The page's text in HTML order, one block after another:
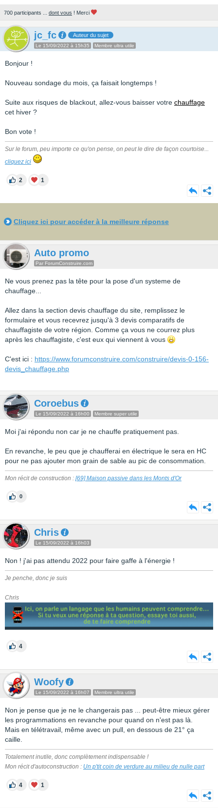
700 participants ... dont vous ! Merci
jc_fc Auteur du sujet
Le 15/09/2022 à 15h35 Membre ultra utile
Bonjour !
Nouveau sondage du mois, ça faisait longtemps !
Suite aux risques de blackout, allez-vous baisser votre chauffage
cet hiver ?
Bon vote !
Sur le forum, peu importe ce qu'on pense, on peut le dire de façon courtoise...
cliquez ici
2 1
Cliquez ici pour accéder à la meilleure réponse
Auto promo
Par ForumConstruire.com
Ne vous prenez pas la tête pour la pose d'un systeme de
chauffage...
Allez dans la section devis chauffage du site, remplissez le
formulaire et vous recevrez jusqu'à 3 devis comparatifs de
chauffagiste de votre région. Comme ça vous ne courrez plus
après les chauffagiste, c'est eux qui viennent à vous
C'est ici : https://www.forumconstruire.com/construire/devis-0-156-
devis_chauffage.php
Coroebus
Le 15/09/2022 à 16h00 Membre super utile
Moi j'ai répondu non car je ne chauffe pratiquement pas.
En revanche, le peu que je chaufferai en électrique le sera en HC
pour ne pas ajouter mon grain de sable au pic de consommation.
Mon récit de construction : [69] Maison passive dans les Monts d'Or
0
Chris
Le 15/09/2022 à 16h03
Non ! j'ai pas attendu 2022 pour faire gaffe à l'énergie !
Je penche, donc je suis
Chris
4
Woofy
Le 15/09/2022 à 16h07 Membre ultra utile
Non je pense que je ne le changerais pas ... peut-être mieux gérer
les programmations en revanche pour quand on n'est pas là.
Mais en télétravail, même avec un pull, en dessous de 21° ça
caille.
Totalement inutile, donc complètement indispensable !
Mon récit d'autoconstruction : Un p'tit coin de verdure au milieu de nulle part
4 1